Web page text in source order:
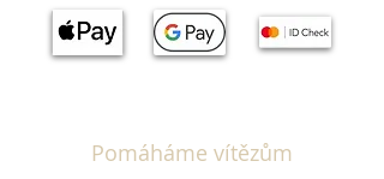
Pomáháme vítězům